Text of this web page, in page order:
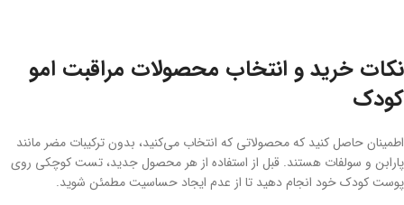
نکات خرید و انتخاب محصولات مراقبت امو
کودک
اطمینان حاصل کنید که محصولاتی که انتخاب می‌کنید، بدون ترکیبات مضر مانند
پارابن و سولفات هستند. قبل از استفاده از هر محصول جدید، تست کوچکی روی
پوست کودک خود انجام دهید تا از عدم ایجاد حساسیت مطمئن شوید.